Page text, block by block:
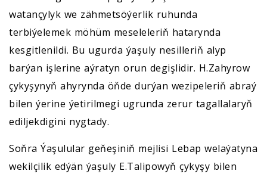
watançylyk we zähmetsöýerlik ruhunda
terbiýelemek möhüm meseleleriň hatarynda
kesgitlenildi. Bu ugurda ýaşuly nesilleriň alyp
barýan işlerine aýratyn orun degişlidir. H.Zahyrow
çykyşynyň ahyrynda öňde durýan wezipeleriň abraý
bilen ýerine ýetirilmegi ugrunda zerur tagallalaryň
ediljekdigini nygtady.
Soňra Ýaşulular geňeşiniň mejlisi Lebap welaýatyna
wekilçilik edýän ýaşuly E.Talipowyň çykyşy bilen